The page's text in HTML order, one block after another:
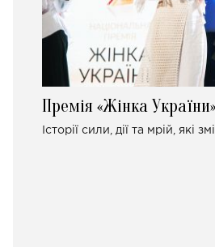
Премія «Жінка України»
Історії сили, дії та мрій, які